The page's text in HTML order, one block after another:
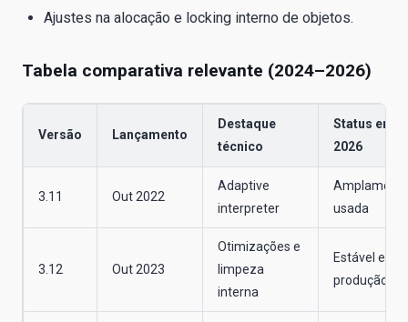
Ajustes na alocação e locking interno de objetos.
Tabela comparativa relevante (2024–2026)
Versão Lançamento
Destaque
técnico
Status em
2026
3.11 Out 2022
Adaptive
interpreter
usada
3.12 Out 2023
Otimizações e
limpeza
interna
Estável em
produção